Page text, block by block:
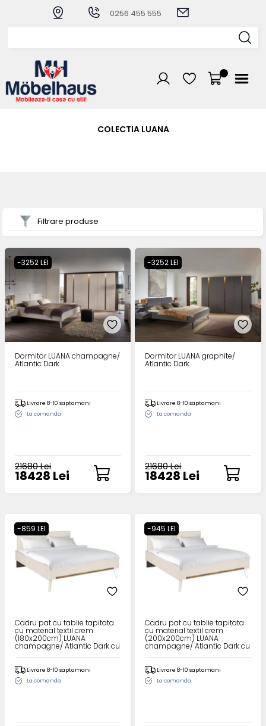
0256 455 555
COLECTIA LUANA
Filtrare produse
-3252 LEI
Dormitor LUANA champagne/
Atlantic Dark
Livrare 8-10 saptamani
La comanda
21680 Lei
18428 Lei
-3252 LEI
Dormitor LUANA graphite/
Atlantic Dark
Livrare 8-10 saptamani
La comanda
21680 Lei
18428 Lei
-859 LEI
Cadru pat cu tablie tapitata
cu material textil crem
(180x200cm) LUANA
champagne/ Atlantic Dark cu
sistem de iluminare LED
Livrare 8-10 saptamani
La comanda
-945 LEI
Cadru pat cu tablie tapitata
cu material textil crem
(200x200cm) LUANA
champagne/ Atlantic Dark cu
sistem de iluminare LED
Livrare 8-10 saptamani
La comanda